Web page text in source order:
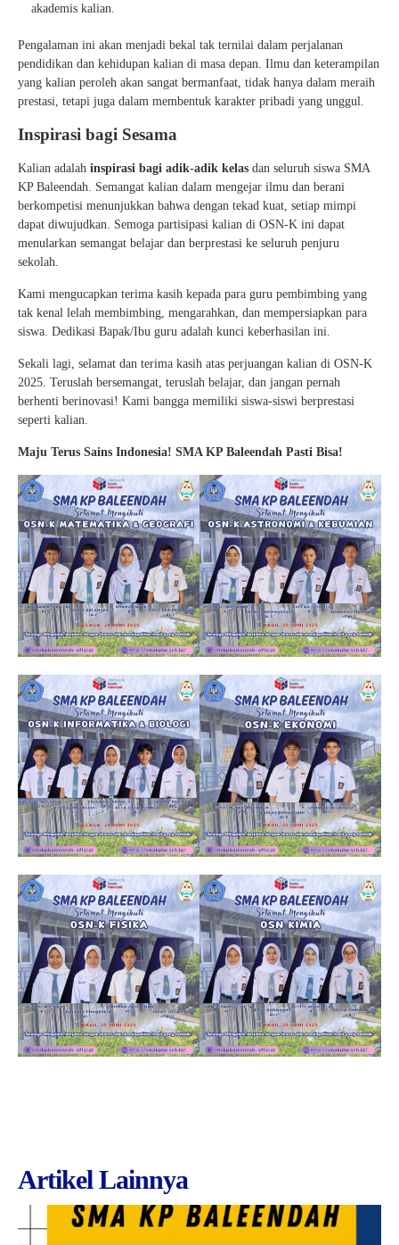
akademis kalian.
Pengalaman ini akan menjadi bekal tak ternilai dalam perjalanan
pendidikan dan kehidupan kalian di masa depan. Ilmu dan keterampilan
yang kalian peroleh akan sangat bermanfaat, tidak hanya dalam meraih
prestasi, tetapi juga dalam membentuk karakter pribadi yang unggul.
Inspirasi bagi Sesama
Kalian adalah inspirasi bagi adik-adik kelas dan seluruh siswa SMA
KP Baleendah. Semangat kalian dalam mengejar ilmu dan berani
berkompetisi menunjukkan bahwa dengan tekad kuat, setiap mimpi
dapat diwujudkan. Semoga partisipasi kalian di OSN-K ini dapat
menularkan semangat belajar dan berprestasi ke seluruh penjuru
sekolah.
Kami mengucapkan terima kasih kepada para guru pembimbing yang
tak kenal lelah membimbing, mengarahkan, dan mempersiapkan para
siswa. Dedikasi Bapak/Ibu guru adalah kunci keberhasilan ini.
Sekali lagi, selamat dan terima kasih atas perjuangan kalian di OSN-K
2025. Teruslah bersemangat, teruslah belajar, dan jangan pernah
berhenti berinovasi! Kami bangga memiliki siswa-siswi berprestasi
seperti kalian.
Maju Terus Sains Indonesia! SMA KP Baleendah Pasti Bisa!
Artikel Lainnya